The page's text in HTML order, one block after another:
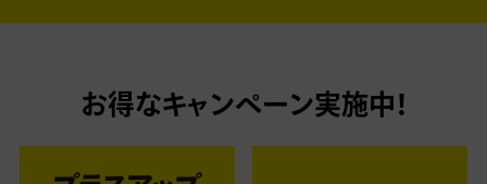
お得なキャンペーン実施中！